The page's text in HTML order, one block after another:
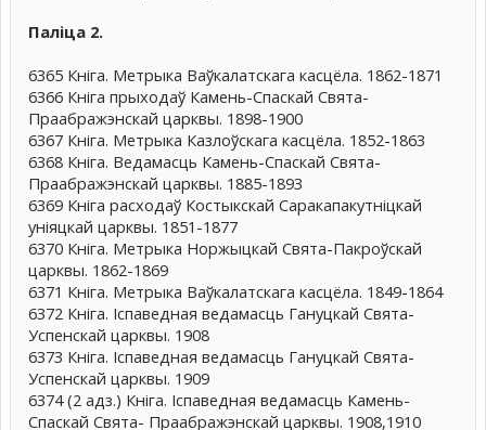
Паліца 2.
6365 Кніга. Метрыка Ваўкалатскага касцёла. 1862-1871
6366 Кніга прыходаў Камень-Спаскай Свята-
Праабражэнскай царквы. 1898-1900
6367 Кніга. Метрыка Казлоўскага касцёла. 1852-1863
6368 Кніга. Ведамасць Камень-Спаскай Свята-
Праабражэнскай царквы. 1885-1893
6369 Кніга расходаў Костыкскай Саракапакутніцкай
уніяцкай царквы. 1851-1877
6370 Кніга. Метрыка Норжыцкай Свята-Пакроўскай
царквы. 1862-1869
6371 Кніга. Метрыка Ваўкалатскага касцёла. 1849-1864
6372 Кніга. Іспаведная ведамасць Гануцкай Свята-
Успенскай царквы. 1908
6373 Кніга. Іспаведная ведамасць Гануцкай Свята-
Успенскай царквы. 1909
6374 (2 адз.) Кніга. Іспаведная ведамасць Камень-
Спаскай Свята- Праабражэнскай царквы. 1908,1910